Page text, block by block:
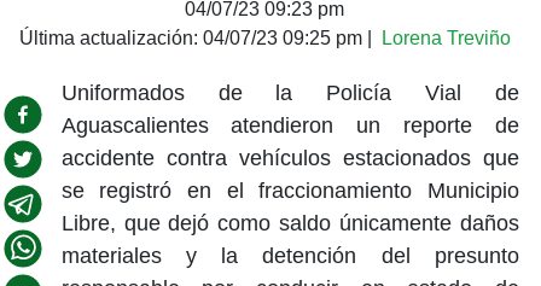
04/07/23 09:23 pm
Última actualización: 04/07/23 09:25 pm| Lorena Treviño
Uniformados de la Policía Vial de
Aguascalientes atendieron un reporte de
accidente contra vehículos estacionados que
se registró en el fraccionamiento Municipio
Libre, que dejó como saldo únicamente daños
materiales y la detención del presunto